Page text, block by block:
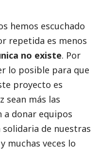
hemos escuchado
repetida es menos
no existe. Por
lo posible para que
proyecto es
sean más las
a donar equipos
de nuestras
muchas veces lo